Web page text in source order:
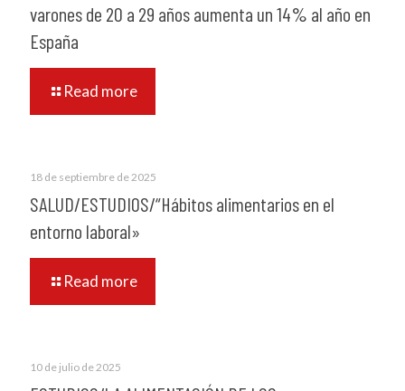
varones de 20 a 29 años aumenta un 14% al año en
España
Read more
18 de septiembre de 2025
SALUD/ESTUDIOS/“Hábitos alimentarios en el
entorno laboral»
Read more
10 de julio de 2025